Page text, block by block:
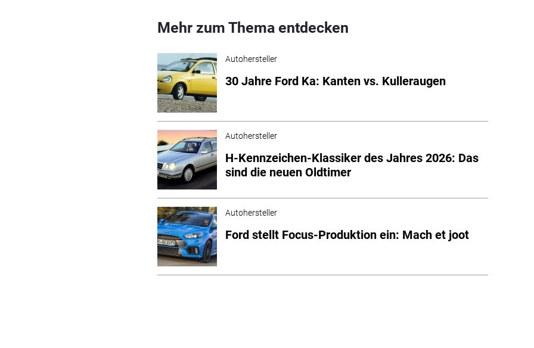
Mehr zum Thema entdecken
Autohersteller
30 Jahre Ford Ka: Kanten vs. Kulleraugen
Autohersteller
H-Kennzeichen-Klassiker des Jahres 2026: Das
sind die neuen Oldtimer
Autohersteller
Ford stellt Focus-Produktion ein: Mach et joot